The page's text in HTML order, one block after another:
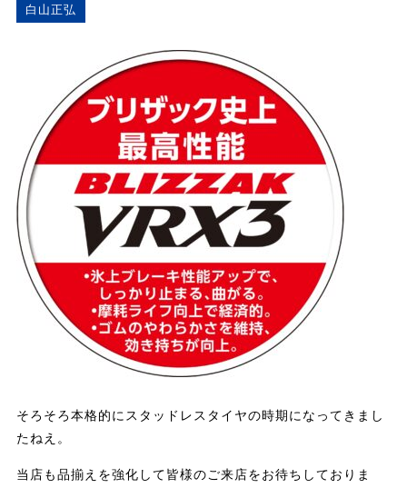
⽩⼭正弘
そろそろ本格的にスタッドレスタイヤの時期になってきまし
たねえ。
当店も品揃えを強化して皆様のご来店をお待ちしておりま